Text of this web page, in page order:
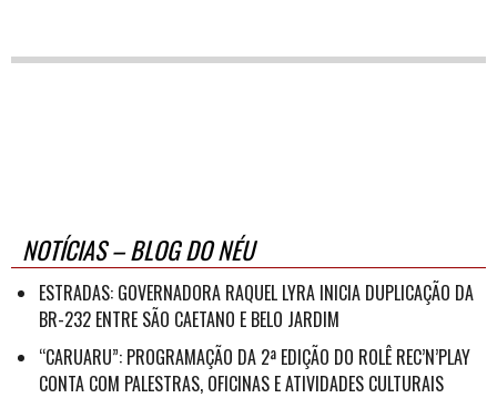
NOTÍCIAS – BLOG DO NÉU
ESTRADAS: GOVERNADORA RAQUEL LYRA INICIA DUPLICAÇÃO DA
BR-232 ENTRE SÃO CAETANO E BELO JARDIM
“CARUARU”: PROGRAMAÇÃO DA 2ª EDIÇÃO DO ROLÊ REC’N’PLAY
CONTA COM PALESTRAS, OFICINAS E ATIVIDADES CULTURAIS